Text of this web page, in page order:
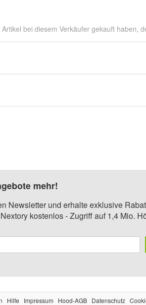
bei diesem Verkäufer gekauft haben,
mehr!
Newsletter und erhalte exklusive
kostenlos - Zugriff auf 1,4 Mio.
Hilfe Impressum Hood-AGB Datenschutz